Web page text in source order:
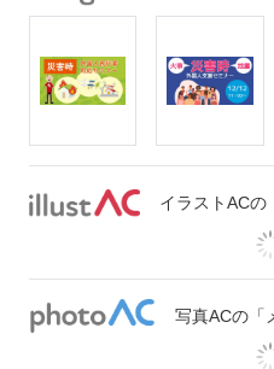
イラストACの
写真ACの「